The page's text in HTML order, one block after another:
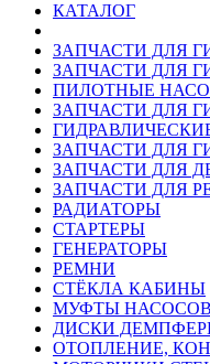
КАТАЛОГ
ЗАПЧАСТИ ДЛЯ
ЗАПЧАСТИ ДЛЯ
ПИЛОТНЫЕ
ЗАПЧАСТИ ДЛЯ
ЗАПЧАСТИ ДЛЯ
ЗАПЧАСТИ ДЛЯ
ЗАПЧАСТИ ДЛЯ
РАДИАТОРЫ
СТАРТЕРЫ
ГЕНЕРАТОРЫ
РЕМНИ
СТЁКЛА КАБИНЫ
МУФТЫ НАСОСОВ
ДИСКИ
ОТОПЛЕНИЕ,